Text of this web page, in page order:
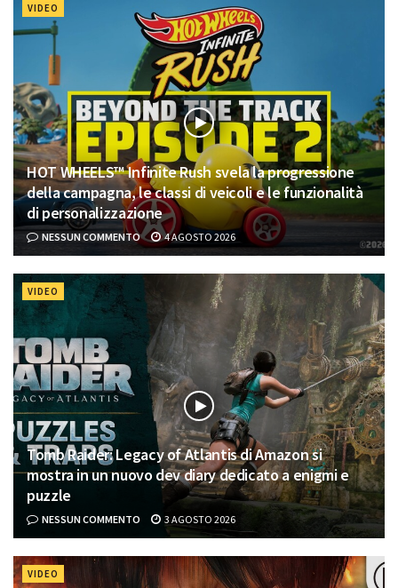
VIDEO
HOT WHEELS™ Infinite Rush svela la progressione
della campagna, le classi di veicoli e le funzionalità
di personalizzazione
NESSUN COMMENTO 4 AGOSTO 2026
VIDEO
Tomb Raider: Legacy of Atlantis di Amazon si
mostra in un nuovo dev diary dedicato a enigmi e
puzzle
NESSUN COMMENTO 3 AGOSTO 2026
VIDEO